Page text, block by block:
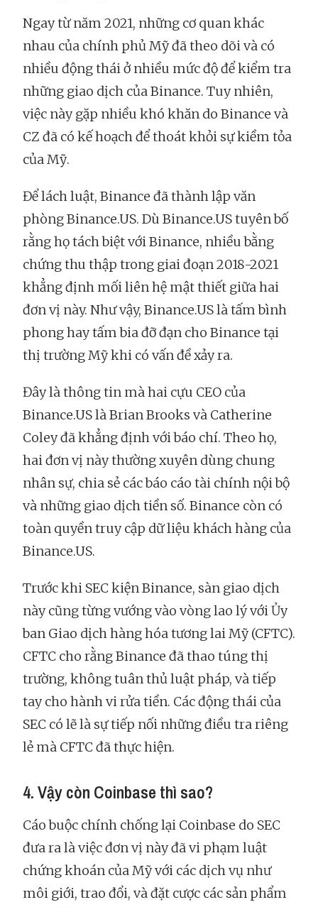
Ngay từ năm 2021, những cơ quan khác
nhau của chính phủ Mỹ đã theo dõi và có
nhiều động thái ở nhiều mức độ để kiểm tra
những giao dịch của Binance. Tuy nhiên,
việc này gặp nhiều khó khăn do Binance và
CZ đã có kế hoạch để thoát khỏi sự kiềm tỏa
của Mỹ.
Để lách luật, Binance đã thành lập văn
phòng Binance.US. Dù Binance.US tuyên bố
rằng họ tách biệt với Binance, nhiều bằng
chứng thu thập trong giai đoạn 2018-2021
khẳng định mối liên hệ mật thiết giữa hai
đơn vị này. Như vậy, Binance.US là tấm bình
phong hay tấm bia đỡ đạn cho Binance tại
thị trường Mỹ khi có vấn đề xảy ra.
Đây là thông tin mà hai cựu CEO của
Binance.US là Brian Brooks và Catherine
Coley đã khẳng định với báo chí. Theo họ,
hai đơn vị này thường xuyên dùng chung
nhân sự, chia sẻ các báo cáo tài chính nội bộ
và những giao dịch tiền số. Binance còn có
toàn quyền truy cập dữ liệu khách hàng của
Binance.US.
Trước khi SEC kiện Binance, sàn giao dịch
này cũng từng vướng vào vòng lao lý với Ủy
ban Giao dịch hàng hóa tương lai Mỹ (CFTC).
CFTC cho rằng Binance đã thao túng thị
trường, không tuân thủ luật pháp, và tiếp
tay cho hành vi rửa tiền. Các động thái của
SEC có lẽ là sự tiếp nối những điều tra riêng
lẻ mà CFTC đã thực hiện.
4. Vậy còn Coinbase thì sao?
Cáo buộc chính chống lại Coinbase do SEC
đưa ra là việc đơn vị này đã vi phạm luật
chứng khoán của Mỹ với các dịch vụ như
môi giới, trao đổi, và đặt cược các sản phẩm